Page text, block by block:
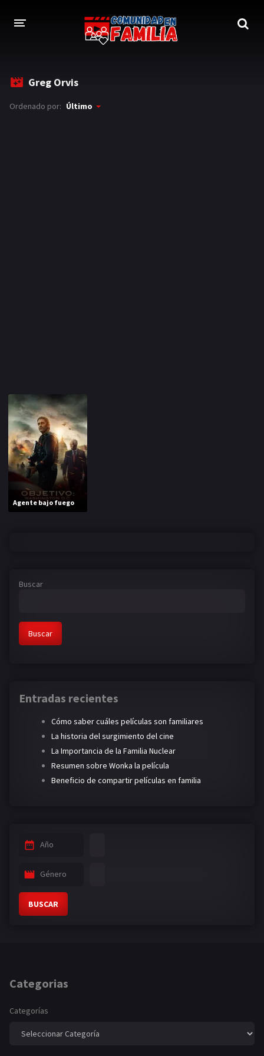
Greg Orvis
Ordenado por: Último
Agente bajo fuego
Buscar
Buscar
Entradas recientes
Cómo saber cuáles películas son familiares
La historia del surgimiento del cine
La Importancia de la Familia Nuclear
Resumen sobre Wonka la película
Beneficio de compartir películas en familia
Año
Género
BUSCAR
Categorias
Categorías